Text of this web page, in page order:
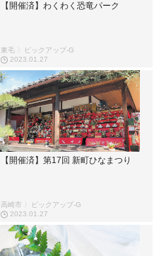
【開催済】わくわく恐竜パーク
東毛 〉ピックアップ-G
2023.01.27
【開催済】第17回 新町ひなまつり
高崎市 〉ピックアップ-G
2023.01.27